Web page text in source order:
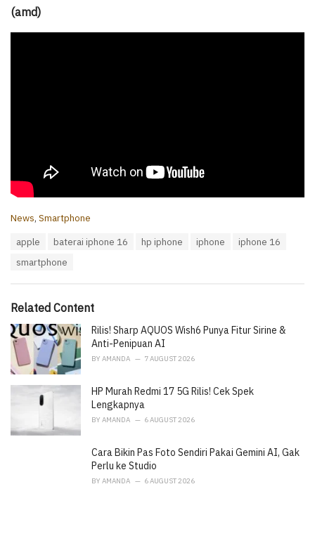
(amd)
C
i
s
News, Smartphone
apple baterai iphone 16 hp iphone iphone
iphone 16
smartphone
Related Content
Rilis! Sharp AQUOS Wish6 Punya Fitur Sirine &
Anti-Penipuan AI
BY AMANDA 7 AUGUST 2026
HP Murah Redmi 17 5G Rilis! Cek Spek
Lengkapnya
BY AMANDA 6 AUGUST 2026
Cara Bikin Pas Foto Sendiri Pakai Gemini AI, Gak
Perlu ke Studio
BY AMANDA 6 AUGUST 2026